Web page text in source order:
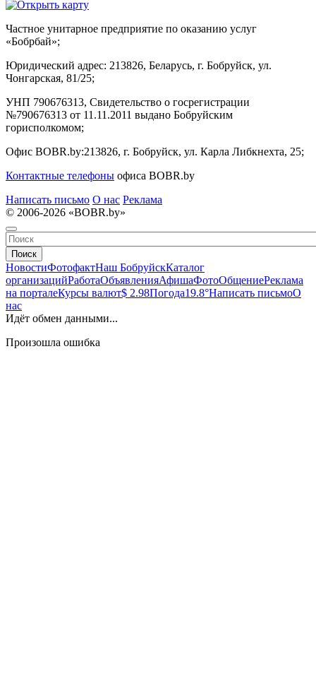
Частное унитарное предприятие по оказанию услуг
«Бобрбай»;
Юридический адрес: 213826, Беларусь, г. Бобруйск, ул.
Чонгарская, 81/25;
УНП 790676313, Свидетельство о госрегистрации
№790676313 от 11.11.2011 выдано Бобруйским
горисполкомом;
Офис BOBR.by:213826, г. Бобруйск, ул. Карла Либкнехта, 25;
Контактные телефоны офиса BOBR.by
Написать письмо О нас Реклама
© 2006-2026 «BOBR.by»
Поиск
НовостиФотофактНаш БобруйскКаталог
организацийРаботаОбъявленияАфишаФотоОбщениеРеклама
на порталеКурсы валют$ 2.98Погода19.8°Написать письмоО
нас
Идёт обмен данными...
Произошла ошибка